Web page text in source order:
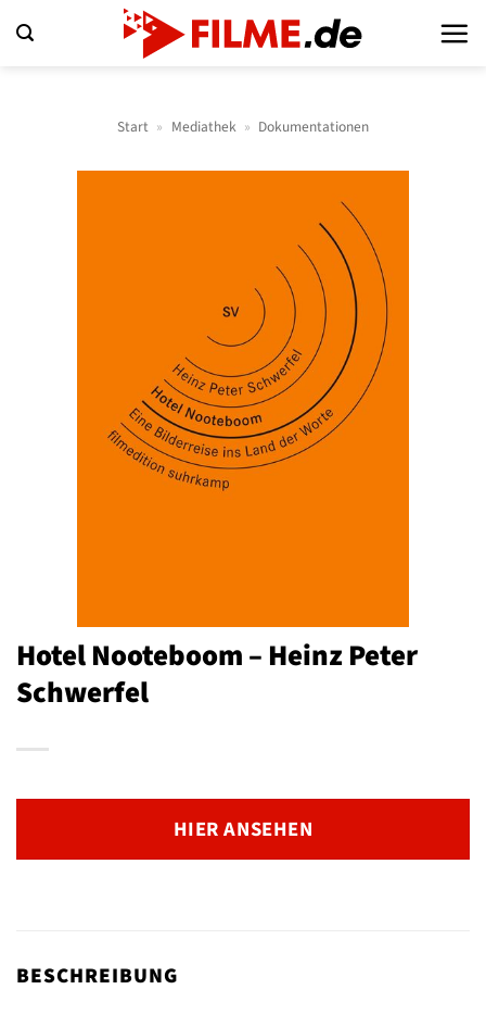
Inhalt
Start » Mediathek » Dokumentationen
Hotel Nooteboom – Heinz Peter
Schwerfel
HIER ANSEHEN
BESCHREIBUNG